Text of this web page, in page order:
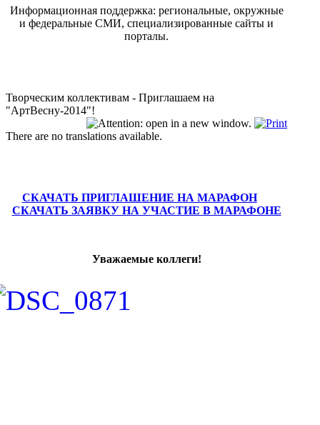
Информационная поддержка: региональные, окружные
и федеральные СМИ, специализированные сайты и
порталы.
Творческим коллективам - Приглашаем на
"АртВесну-2014"!
There are no translations available.
СКАЧАТЬ ПРИГЛАШЕНИЕ НА МАРАФОН
СКАЧАТЬ ЗАЯВКУ НА УЧАСТИЕ В МАРАФОНЕ
Уважаемые коллеги!